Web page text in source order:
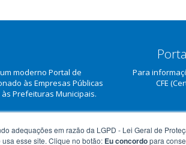
moderno Portal de
às Empresas Públicas
Prefeituras Municipais.
Para
CFE
adequações em razão da LGPD - Lei Geral de
esse site. Clique no botão: Eu concordopara